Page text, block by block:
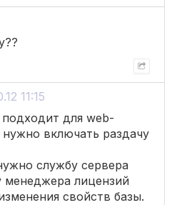
11:15
для web-
включать раздачу
службу сервера
лицензий
свойств базы.